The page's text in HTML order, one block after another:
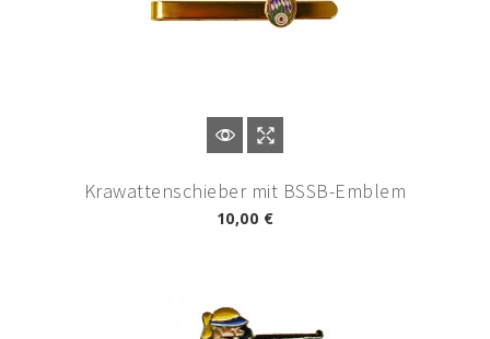
Krawattenschieber mit BSSB-Emblem
10,00 €